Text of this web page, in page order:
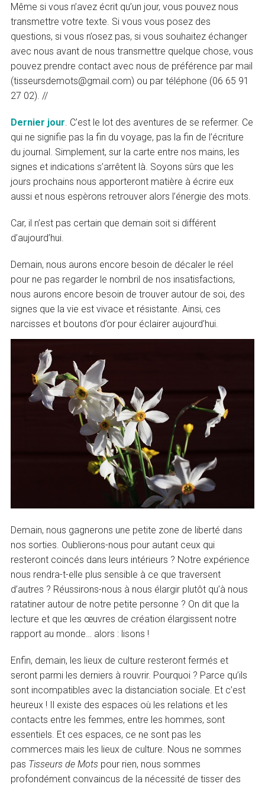
Même si vous n’avez écrit qu’un jour, vous pouvez nous
transmettre votre texte. Si vous vous posez des
questions, si vous n’osez pas, si vous souhaitez échanger
avec nous avant de nous transmettre quelque chose, vous
pouvez prendre contact avec nous de préférence par mail
(tisseursdemots@gmail.com) ou par téléphone (06 65 91
27 02). //
Dernier jour. C’est le lot des aventures de se refermer. Ce
qui ne signifie pas la fin du voyage, pas la fin de l’écriture
du journal. Simplement, sur la carte entre nos mains, les
signes et indications s’arrêtent là. Soyons sûrs que les
jours prochains nous apporteront matière à écrire eux
aussi et nous espèrons retrouver alors l’énergie des mots.
Car, il n’est pas certain que demain soit si différent
d’aujourd’hui.
Demain, nous aurons encore besoin de décaler le réel
pour ne pas regarder le nombril de nos insatisfactions,
nous aurons encore besoin de trouver autour de soi, des
signes que la vie est vivace et résistante. Ainsi, ces
narcisses et boutons d’or pour éclairer aujourd’hui.
Demain, nous gagnerons une petite zone de liberté dans
nos sorties. Oublierons-nous pour autant ceux qui
resteront coincés dans leurs intérieurs ? Notre expérience
nous rendra-t-elle plus sensible à ce que traversent
d’autres ? Réussirons-nous à nous élargir plutôt qu’à nous
ratatiner autour de notre petite personne ? On dit que la
lecture et que les œuvres de création élargissent notre
rapport au monde… alors : lisons !
Enfin, demain, les lieux de culture resteront fermés et
seront parmi les derniers à rouvrir. Pourquoi ? Parce qu’ils
sont incompatibles avec la distanciation sociale. Et c’est
heureux ! Il existe des espaces où les relations et les
contacts entre les femmes, entre les hommes, sont
essentiels. Et ces espaces, ce ne sont pas les
commerces mais les lieux de culture. Nous ne sommes
pas Tisseurs de Mots pour rien, nous sommes
profondément convaincus de la nécessité de tisser des